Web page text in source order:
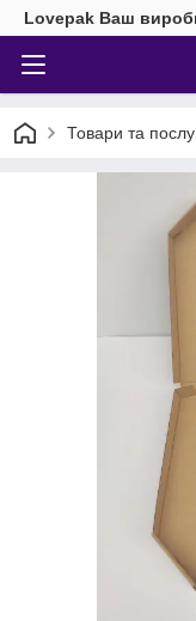
Lovepak Ваш
Товари та